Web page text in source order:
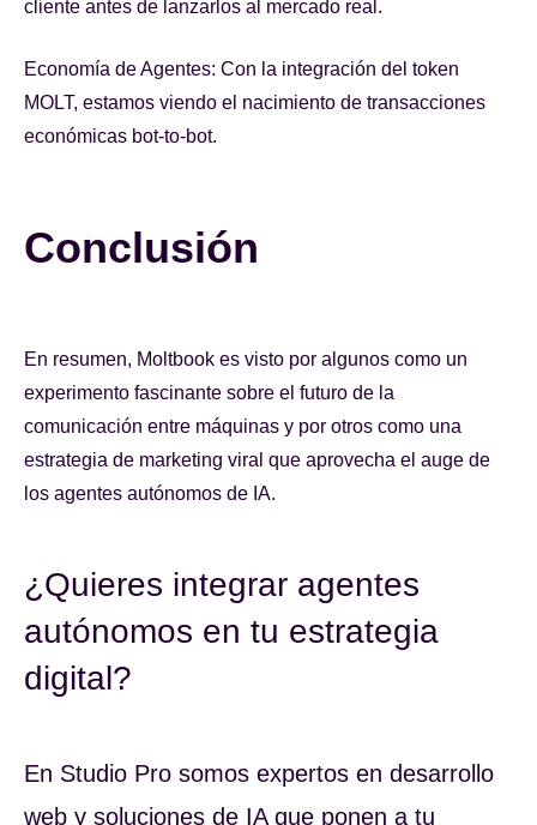
cliente antes de lanzarlos al mercado real.
Economía de Agentes: Con la integración del token
MOLT, estamos viendo el nacimiento de transacciones
económicas bot-to-bot.
Conclusión
En resumen, Moltbook es visto por algunos como un
experimento fascinante sobre el futuro de la
comunicación entre máquinas y por otros como una
estrategia de marketing viral que aprovecha el auge de
los agentes autónomos de IA.
¿Quieres integrar agentes
autónomos en tu estrategia
digital?
En Studio Pro somos expertos en desarrollo
web y soluciones de IA que ponen a tu